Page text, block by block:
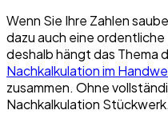
Wenn Sie Ihre Zahlen
dazu auch eine
deshalb hängt das Thema
Nachkalkulation im
zusammen. Ohne
Nachkalkulation Stückwerk.